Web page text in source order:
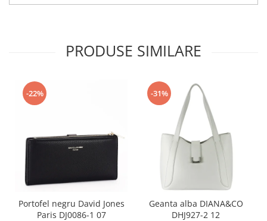
PRODUSE SIMILARE
-22%
Portofel negru David Jones
Paris DJ0086-1 07
-31%
Geanta alba DIANA&CO
DHJ927-2 12